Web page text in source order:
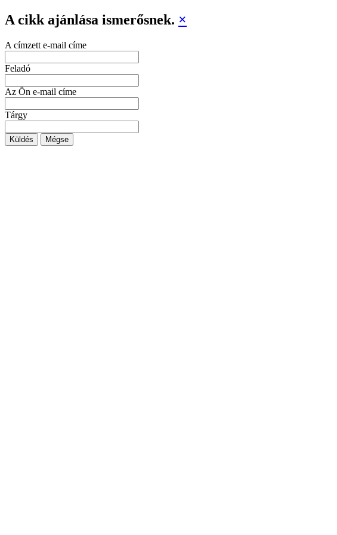
A cikk ajánlása ismerősnek. ×
A címzett e-mail címe
Feladó
Az Ön e-mail címe
Tárgy
Küldés Mégse